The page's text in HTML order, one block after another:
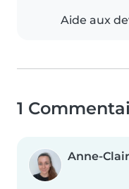
Aide aux
1
Anne-